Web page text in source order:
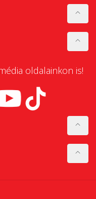
oldalainkon is!